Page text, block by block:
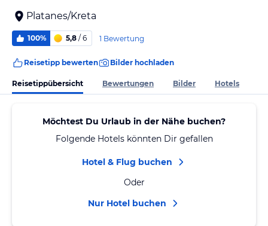
Platanes/Kreta
100% 5,8 / 6 1 Bewertung
Reisetipp bewerten Bilder hochladen
Reisetippübersicht Bewertungen Bilder Hotels
Möchtest Du Urlaub in der Nähe buchen?
Folgende Hotels könnten Dir gefallen
Hotel & Flug buchen
Oder
Nur Hotel buchen